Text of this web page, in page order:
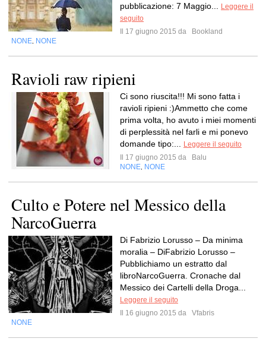
pubblicazione: 7 Maggio...
Leggere il
seguito
Il 17 giugno 2015 da
Bookland
NONE NONE
Ravioli raw ripieni
Ci sono riuscita!!! Mi sono fatta i
ravioli ripieni :)Ammetto che come
prima volta, ho avuto i miei momenti
di perplessità nel farli e mi ponevo
domande tipo:...
Leggere il seguito
Il 17 giugno 2015 da
Balu
NONE NONE
Culto e Potere nel Messico della
NarcoGuerra
Di Fabrizio Lorusso – Da minima
moralia – DiFabrizio Lorusso –
Pubblichiamo un estratto dal
libroNarcoGuerra. Cronache dal
Messico dei Cartelli della Droga...
Leggere il seguito
Il 16 giugno 2015 da
Vfabris
NONE